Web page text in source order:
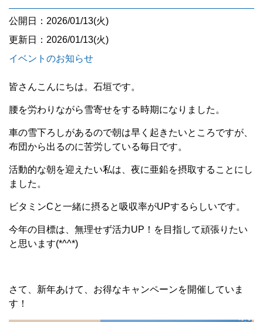
公開日：2026/01/13(火)
更新日：2026/01/13(火)
イベントのお知らせ
皆さんこんにちは。石垣です。
腰を労わりながら雪寄せをする時期になりました。
車の雪下ろしがあるので朝は早く起きたいところですが、
布団から出るのに苦労している毎日です。
活動的な朝を迎えたい私は、夜に亜鉛を摂取することにし
ました。
ビタミンCと一緒に摂ると吸収率がUPするらしいです。
今年の目標は、無理せず活力UP！を目指して頑張りたい
と思います(*^^*)
さて、新年あけて、お得なキャンペーンを開催していま
す！